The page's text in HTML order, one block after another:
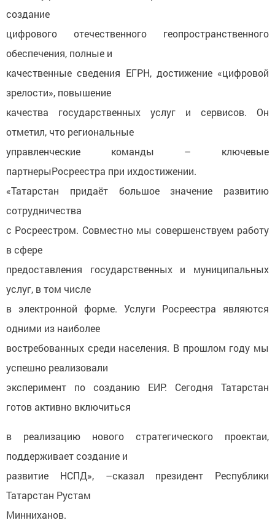
создание
цифрового отечественного геопространственного
обеспечения, полные и
качественные сведения ЕГРН, достижение «цифровой
зрелости», повышение
качества государственных услуг и сервисов. Он
отметил, что региональные
управленческие команды – ключевые
партнерыРосреестра при ихдостижении.
«Татарстан придаёт большое значение развитию
сотрудничества
с Росреестром. Совместно мы совершенствуем работу
в сфере
предоставления государственных и муниципальных
услуг, в том числе
в электронной форме. Услуги Росреестра являются
одними из наиболее
востребованных среди населения. В прошлом году мы
успешно реализовали
эксперимент по созданию ЕИР. Сегодня Татарстан
готов активно включиться
в реализацию нового стратегического проектаи,
поддерживает создание и
развитие НСПД», –сказал президент Республики
Татарстан Рустам
Минниханов.